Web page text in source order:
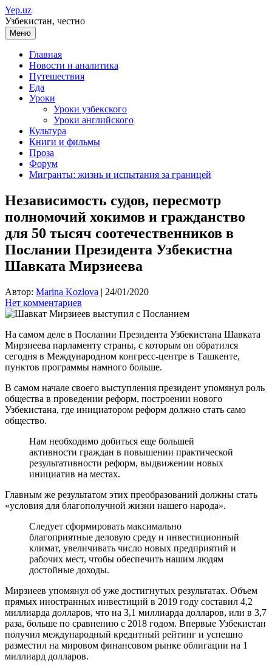
Перейти
к
содержимому
Yep.uz
Узбекистан, честно
Меню
Главная
Новости и аналитика
Путешествия
Еда
Уроки
Уроки узбекского
Уроки английского
Культура
Книги и фильмы
Проза
Форум
Мигранты: жизнь и испытания за границей
Независимость судов, пересмотр
полномочий хокимов и гражданство
для 50 тысяч соотечественников в
Послании Президента Узбекистна
Шавката Мирзиеева
Автор: Marina Kozlova | 24/01/2020
Нет комментариев
На самом деле в Послании Президента Узбекистана Шавката
Мирзиеева парламенту страны, с которым он обратился
сегодня в Международном конгресс-центре в Ташкенте,
пунктов программы намного больше.
В самом начале своего выступления президент упомянул роль
общества в проведении реформ, построении нового
Узбекистана, где инициатором реформ должно стать само
общество.
Нам необходимо добиться еще большей
активности граждан в повышении практической
результативности реформ, выдвижении новых
инициатив на местах.
Главным же результатом этих преобразований должны стать
«условия для благополучной жизни нашего народа».
Следует сформировать максимально
благоприятные деловую среду и инвестиционный
климат, увеличивать число новых предприятий и
рабочих мест, чтобы обеспечить нашим людям
достойные доходы.
Мирзиеев упомянул об уже достигнутых результатах. Объем
прямых иностранных инвестиций в 2019 году составил 4,2
миллиарда долларов, что на 3,1 миллиарда долларов, или в 3,7
раза, больше по сравнению с 2018 годом. Впервые Узбекистан
получил международный кредитный рейтинг и успешно
разместил на мировом финансовом рынке облигации на 1
миллиард долларов.